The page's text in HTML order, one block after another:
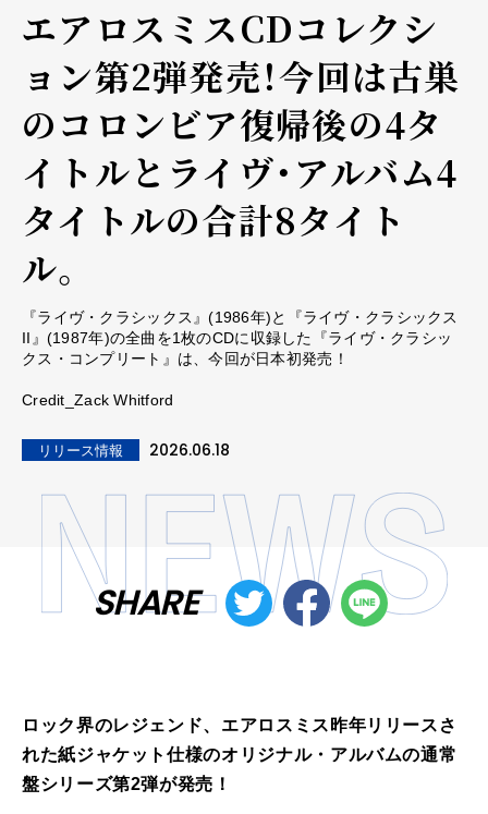
エアロスミスCDコレクシ
ョン第2弾発売！今回は古巣
のコロンビア復帰後の4タ
イトルとライヴ・アルバム4
タイトルの合計8タイト
ル。
『ライヴ・クラシックス』(1986年)と『ライヴ・クラシックス
II』(1987年)の全曲を1枚のCDに収録した『ライヴ・クラシッ
クス・コンプリート』は、今回が日本初発売！
Credit_Zack Whitford
リリース情報 2026.06.18
SHARE
ロック界のレジェンド、エアロスミス昨年リリースさ
れた紙ジャケット仕様のオリジナル・アルバムの通常
盤シリーズ第2弾が発売！